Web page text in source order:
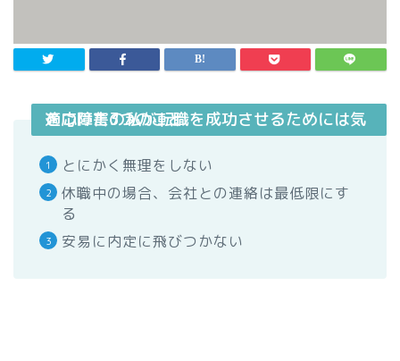
適応障害の私が転職を成功させるためには気をつけた3つのこと
とにかく無理をしない
休職中の場合、会社との連絡は最低限にす
る
安易に内定に飛びつかない